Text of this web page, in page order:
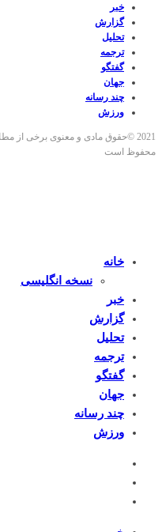
خبر
گزارش
تحلیل
ترجمه
گفتگو
جهان
چند رسانه
ورزش
2021 ©حقوق مادی و معنوی برخی از
محفوظ است
خانه
نسخه انگلیسی
خبر
گزارش
تحلیل
ترجمه
گفتگو
جهان
چند رسانه
ورزش